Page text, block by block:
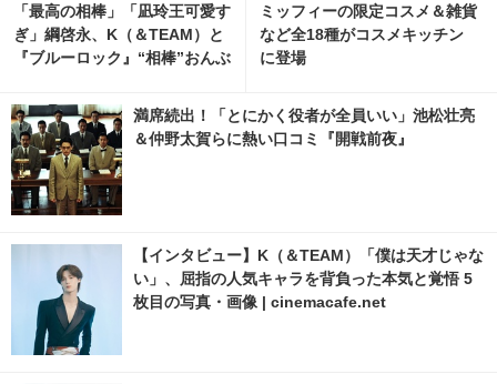
「最高の相棒」「凪玲王可愛す
ぎ」綱啓永、K（＆TEAM）と
『ブルーロック』“相棒”おんぶ
ミッフィーの限定コスメ＆雑貨
など全18種がコスメキッチン
に登場
満席続出！「とにかく役者が全員いい」池松壮亮
＆仲野太賀らに熱い口コミ『開戦前夜』
【インタビュー】K（＆TEAM）「僕は天才じゃな
い」、屈指の人気キャラを背負った本気と覚悟 5
枚目の写真・画像 | cinemacafe.net